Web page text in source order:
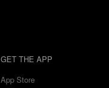
GET THE APP
App Store